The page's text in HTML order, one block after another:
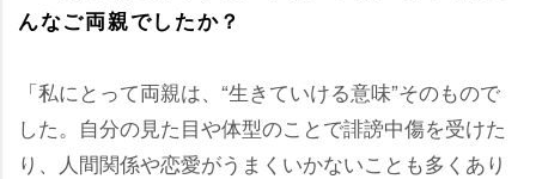
んなご両親でしたか？
「私にとって両親は、“生きていける意味”そのもので
した。自分の見た目や体型のことで誹謗中傷を受けた
り、人間関係や恋愛がうまくいかないことも多くあり